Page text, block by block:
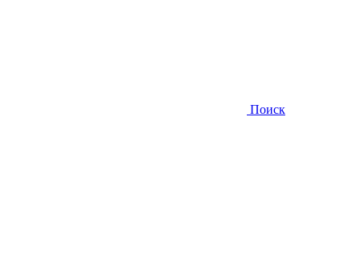
Поиск